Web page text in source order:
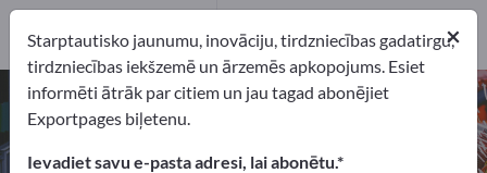
CNC dzirksteļu erozijas mašīnas –
atrodiet ražotājus un piegādātājus
Ražotājs2
×
Starptautisko jaunumu, inovāciju, tirdzniecības gadatirgu,
tirdzniecības iekšzemē un ārzemēs apkopojums. Esiet
informēti ātrāk par citiem un jau tagad abonējiet
Exportpages biļetenu.
Ievadiet savu e-pasta adresi, lai abonētu.